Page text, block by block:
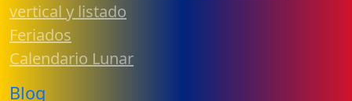
vertical y listado
Feriados
Calendario Lunar
Blog